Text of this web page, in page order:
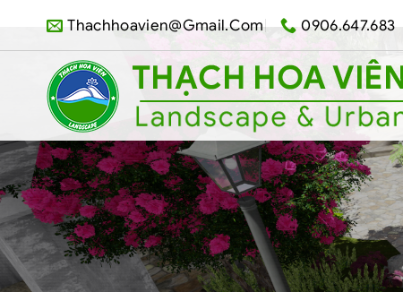
content
Thachhoavien@gmail.com 0906.647.683